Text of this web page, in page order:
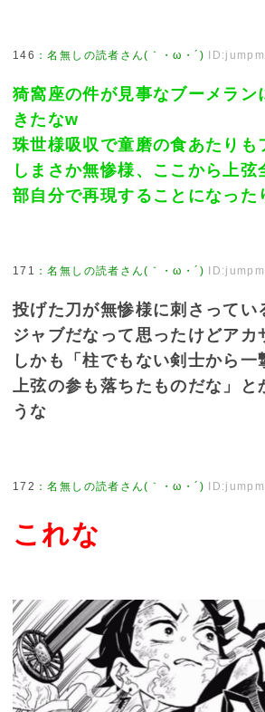
146 ：名無しの読者さん(｀・ω・´)
猗窩座の件が見事なブーメラン
きたなw
珠世様吸収で童磨の食あたりも
しまさか無惨様、ここから上弦
部自分で再現することになった
171 ：名無しの読者さん(｀・ω・´)
投げた刀が無惨様に刺さってい
ジャブだなって思ったけどアカ
しかも「柱でもない剣士から一
上弦の参も落ちたものだな」と
うな
172 ：名無しの読者さん(｀・ω・´)
これな